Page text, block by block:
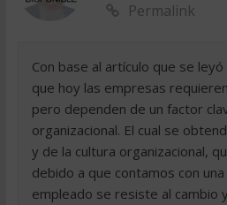
Permalink
Con base al artículo que se
que hoy las empresas
pero dependen de un factor
organizacional. El cual se
y de la cultura organizacional,
debido a que contamos con
empleado se resiste al cambio